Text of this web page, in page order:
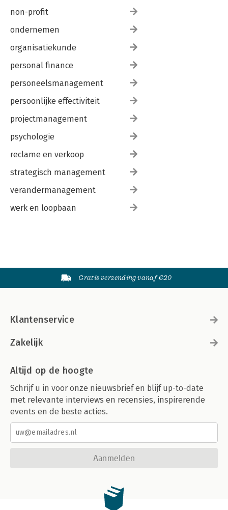
non-profit
ondernemen
organisatiekunde
personal finance
personeelsmanagement
persoonlijke effectiviteit
projectmanagement
psychologie
reclame en verkoop
strategisch management
verandermanagement
werk en loopbaan
Gratis verzending vanaf €20
Klantenservice
Zakelijk
Altijd op de hoogte
Schrijf u in voor onze nieuwsbrief en blijf up-to-date
met relevante interviews en recensies, inspirerende
events en de beste acties.
Aanmelden